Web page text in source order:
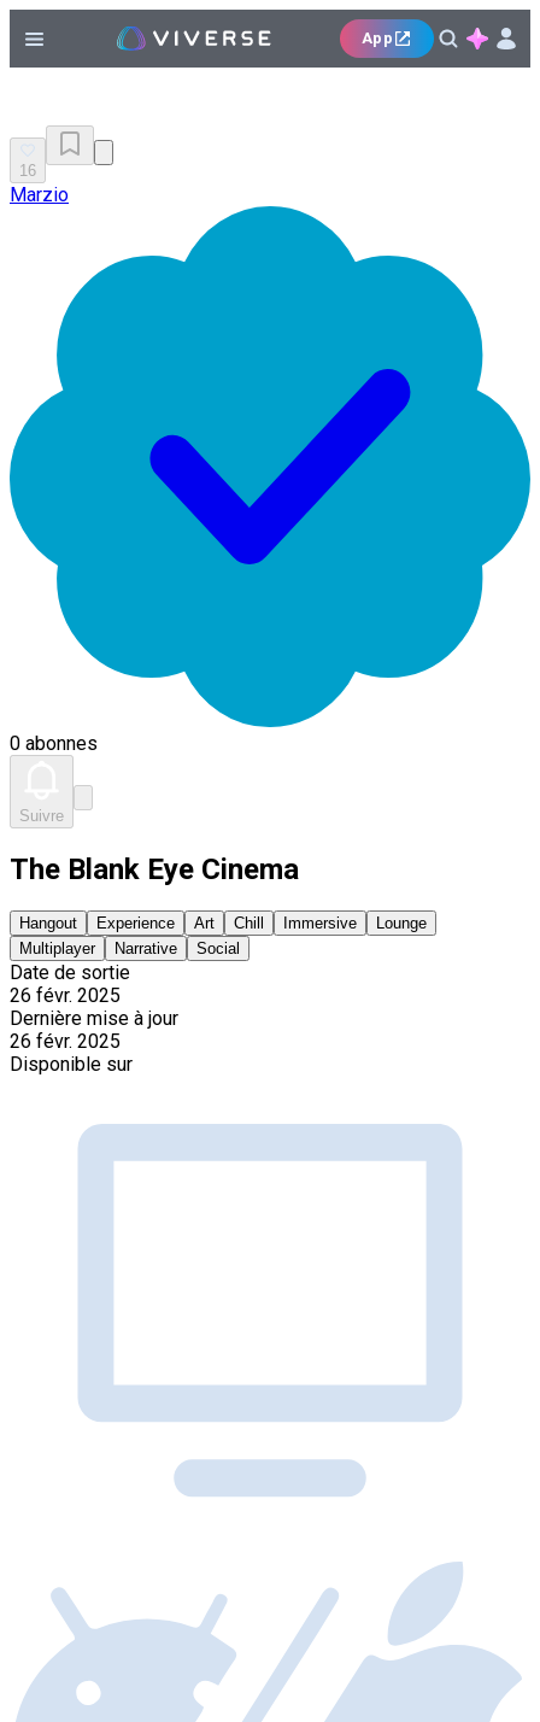
App
16
Marzio
0 abonnes
Suivre
The Blank Eye Cinema
Hangout Experience Art Chill Immersive
Lounge
Multiplayer
Narrative Social
Date de sortie
26 févr. 2025
Dernière mise à jour
26 févr. 2025
Disponible sur